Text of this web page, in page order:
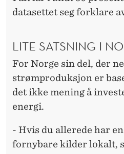
datasettet seg forklare
LITE SATSNING I
For Norge sin del, der
strømproduksjon er
det ikke mening å
energi.
- Hvis du allerede har
fornybare kilder lokalt,